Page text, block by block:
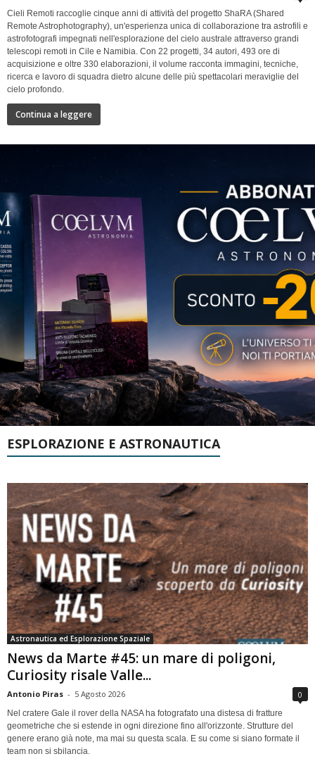
Cieli Remoti raccoglie cinque anni di attività del progetto ShaRA (Shared
Remote Astrophotography), un'esperienza unica di collaborazione tra astrofili e
astrofotografi impegnati nell'esplorazione del cielo australe attraverso grandi
telescopi remoti in Cile e Namibia. Con 22 progetti, 34 autori, 493 ore di
acquisizione e oltre 330 elaborazioni, il volume racconta immagini, tecniche,
ricerca e lavoro di squadra dietro alcune delle più spettacolari meraviglie del
cielo profondo.
Continua a leggere
ESPLORAZIONE E ASTRONAUTICA
Astronautica ed Esplorazione Spaziale
News da Marte #45: un mare di poligoni,
Curiosity risale Valle...
Antonio Piras - 5 Agosto 2026 0
Nel cratere Gale il rover della NASA ha fotografato una distesa di fratture
geometriche che si estende in ogni direzione fino all'orizzonte. Strutture del
genere erano già note, ma mai su questa scala. E su come si siano formate il
team non si sbilancia.